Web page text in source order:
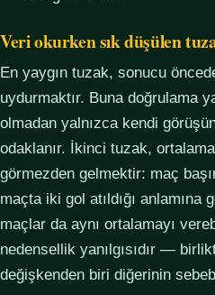
Veri okurken sık düşülen
En yaygın tuzak, sonucu
uydurmaktır. Buna doğrulama
olmadan yalnızca kendi
odaklanır. İkinci tuzak,
görmezden gelmektir: maç
maçta iki gol atıldığı
maçlar da aynı ortalamayı
nedensellik yanılgısıdır —
değişkenden biri diğerinin